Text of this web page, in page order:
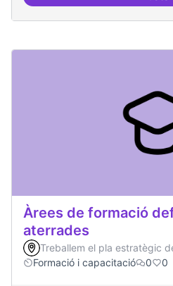
Àrees de formació
aterrades
Treballem el pla estratègic
Formació i capacitació
0 0